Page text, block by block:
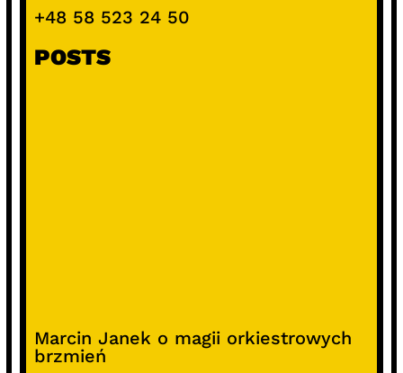
+48 58 523 24 50
POSTS
Marcin Janek o magii orkiestrowych
brzmień